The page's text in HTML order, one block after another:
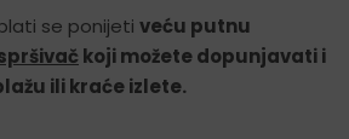
se ponijeti veću putnu
koji možete dopunjavati i
ili kraće izlete.